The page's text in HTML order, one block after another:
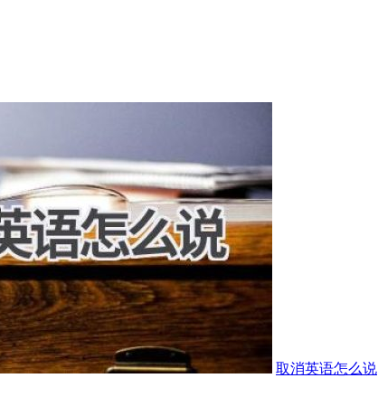
取消英语怎么说